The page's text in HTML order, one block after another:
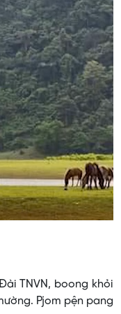
TNVN, boong khỏi
Pjom pện pang